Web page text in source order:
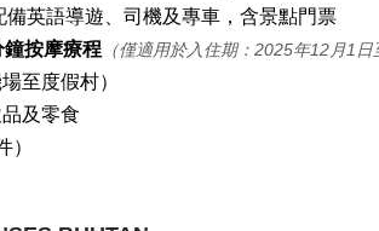
備英語導遊、司機及專車，含景點門票
按摩療程（僅適用於入住期：2025年12月1日
至度假村）
及零食
）